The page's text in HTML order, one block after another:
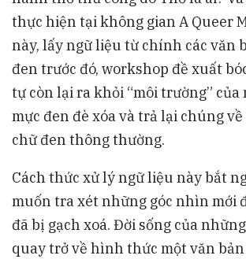
thực hiện tại không gian A Queer
này, lấy ngữ liệu từ chính các văn
đen trước đó, workshop đề xuất
tự còn lại ra khỏi “môi trường” của
mực đen đè xóa và trả lại chúng
chữ đen thông thường.
Cách thức xử lý ngữ liệu này bắt
muốn tra xét những góc nhìn mới
đã bị gạch xoá. Đời sống của
quay trở về hình thức một văn